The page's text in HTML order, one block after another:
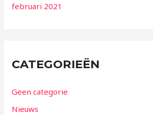
februari 2021
CATEGORIEËN
Geen categorie
Nieuws